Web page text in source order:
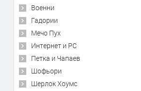
Военни
Гадории
Мечо Пух
Интернет и PC
Петка и Чапаев
Шофьори
Шерлок Хоумс